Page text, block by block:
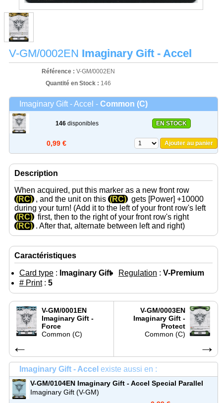
V-GM/0002EN Imaginary Gift - Accel
Référence : V-GM/0002EN
Quantité en Stock : 146
Imaginary Gift - Accel - Common (C)
146 disponibles EN STOCK
0,99 € Ajouter au panier
Description
When acquired, put this marker as a new front row
(RC) , and the unit on this (RC) gets [Power] +10000
during your turn! (Add it to the left of your front row's left
(RC) first, then to the right of your front row's right
(RC) . After that, alternate between left and right)
Caractéristiques
Card type : Imaginary Gift Regulation : V-Premium
# Print: 5
V-GM/0001EN
Imaginary Gift -
Force
Common (C)
←
V-GM/0003EN
Imaginary Gift -
Protect
Common (C)
→
Imaginary Gift - Accel existe aussi en :
V-GM/0104EN Imaginary Gift - Accel Special Parallel
(SP)
Imaginary Gift (V-GM)